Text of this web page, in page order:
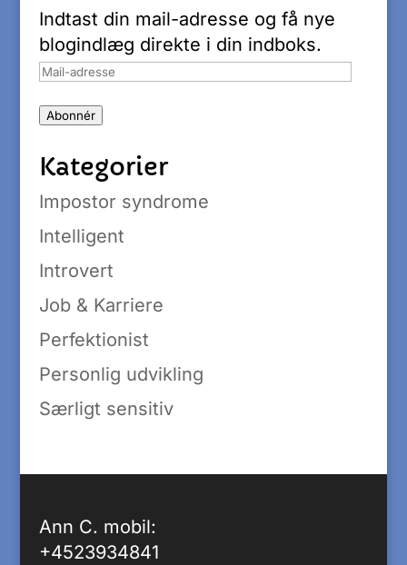
Indtast din mail-adresse og få nye
blogindlæg direkte i din indboks.
Mail-
Abonnér
Kategorier
Impostor syndrome
Intelligent
Introvert
Job & Karriere
Perfektionist
Personlig udvikling
Særligt sensitiv
Ann C. mobil:
+4523934841